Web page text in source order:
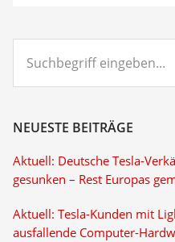
eingeben...
NEUESTE BEITRÄGE
Aktuell: Deutsche Tesla-
gesunken – Rest Europas
Aktuell: Tesla-Kunden mit
ausfallende Computer-